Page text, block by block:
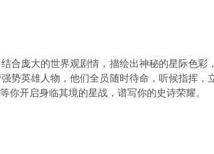
合庞大的世界观剧情，描绘出神秘的星际色
势英雄人物，他们全员随时待命，听候指挥，
你开启身临其境的星战，谱写你的史诗荣耀。